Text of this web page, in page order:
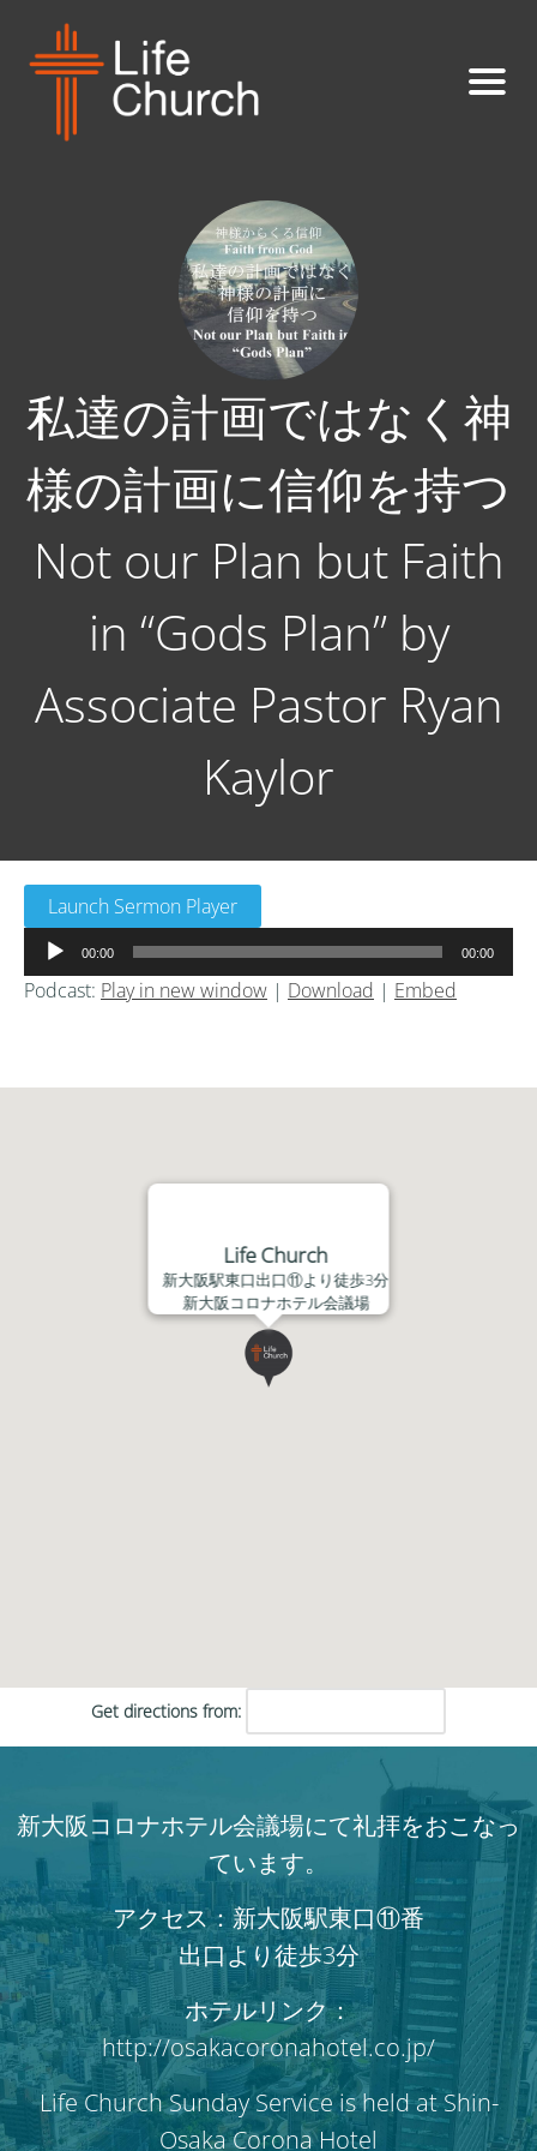
私達の計画ではなく神
様の計画に信仰を持つ
Not our Plan but Faith
in “Gods Plan” by
Associate Pastor Ryan
Kaylor
Launch Sermon Player
声
プ
ヤ
00:00 00:00
Podcast: Play in new window | Download | Embed
Life Church
新大阪駅東口出口⑪より徒歩3分
新大阪コロナホテル会議場
Get directions from:
新大阪コロナホテル会議場にて礼拝をおこなっ
ています。
アクセス：新大阪駅東口⑪番
出口より徒歩3分
ホテルリンク：
http://osakacoronahotel.co.jp/
Life Church Sunday Service is held at Shin-
Osaka Corona Hotel